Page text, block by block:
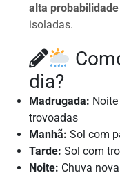
alta
isoladas.
dia?
Madrugada:
trovoadas
Manhã: Sol com
Tarde: Sol com
Noite: Chuva